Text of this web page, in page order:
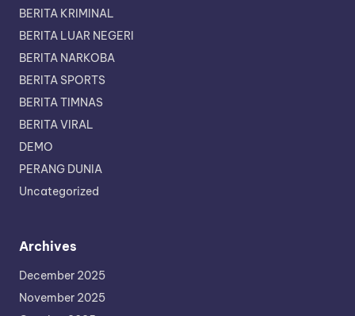
BERITA KRIMINAL
BERITA LUAR NEGERI
BERITA NARKOBA
BERITA SPORTS
BERITA TIMNAS
BERITA VIRAL
DEMO
PERANG DUNIA
Uncategorized
Archives
December 2025
November 2025